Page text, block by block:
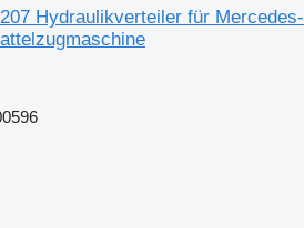
Hydraulikverteiler für Mercedes-